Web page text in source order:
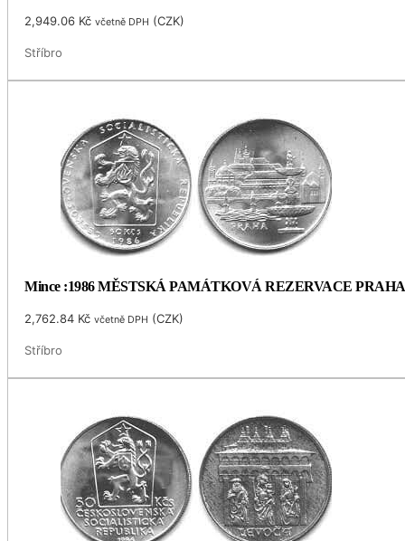
2,949.06 Kč včetně DPH (CZK)
Stříbro
Mince :1986 MĚSTSKÁ PAMÁTKOVÁ REZERVACE PRAHA
2,762.84 Kč včetně DPH (CZK)
Stříbro